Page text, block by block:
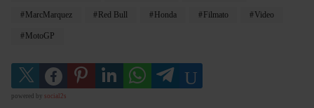
MarcMarquez Red Bull Honda Filmato Video
MotoGP
powered by social2s